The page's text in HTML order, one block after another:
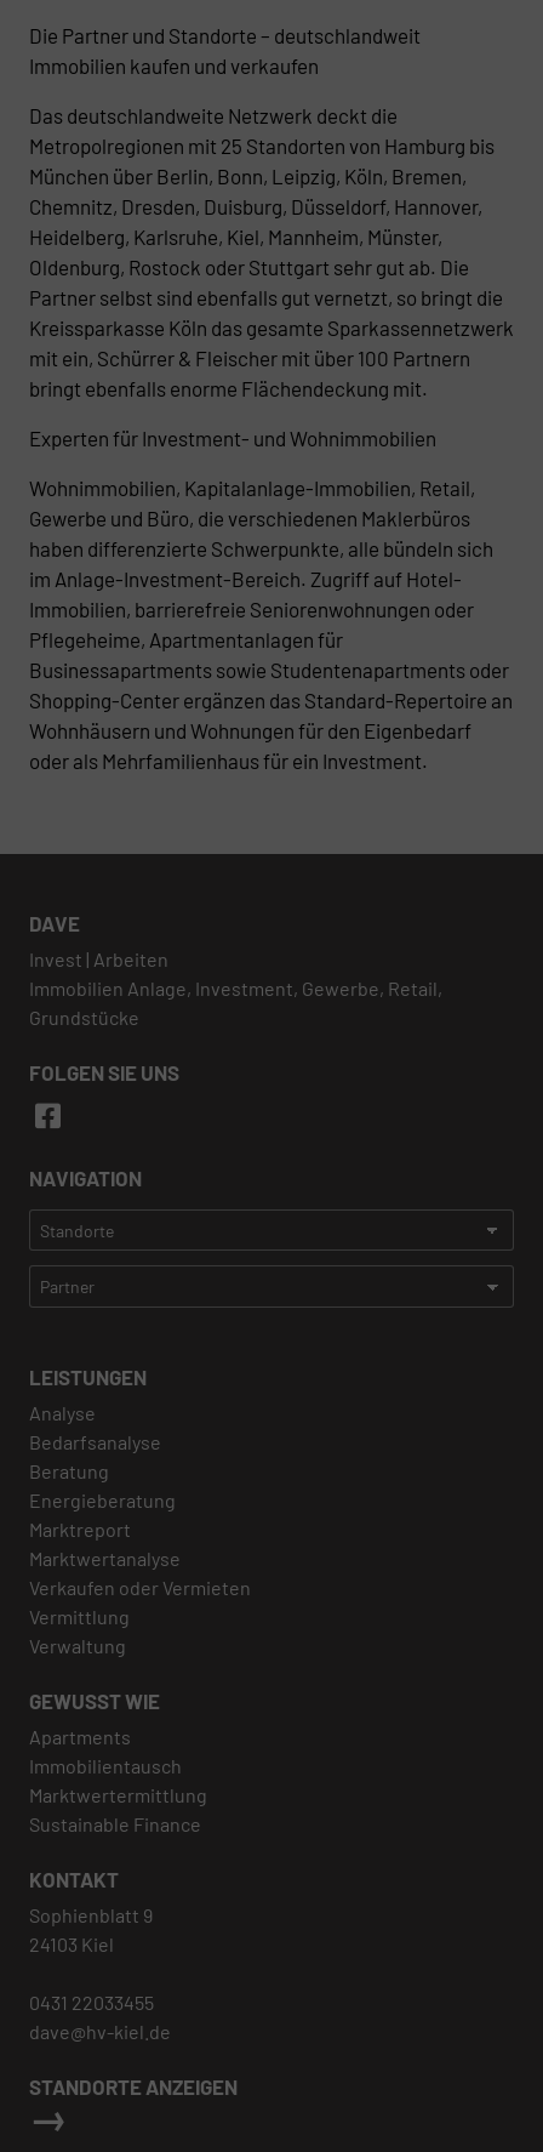
Die Partner und Standorte – deutschlandweit
Immobilien kaufen und verkaufen
Das deutschlandweite Netzwerk deckt die
Metropolregionen mit 25 Standorten von Hamburg bis
München über Berlin, Bonn, Leipzig, Köln, Bremen,
Chemnitz, Dresden, Duisburg, Düsseldorf, Hannover,
Heidelberg, Karlsruhe, Kiel, Mannheim, Münster,
Oldenburg, Rostock oder Stuttgart sehr gut ab. Die
Partner selbst sind ebenfalls gut vernetzt, so bringt die
Kreissparkasse Köln das gesamte Sparkassennetzwerk
mit ein, Schürrer & Fleischer mit über 100 Partnern
bringt ebenfalls enorme Flächendeckung mit.
Experten für Investment- und Wohnimmobilien
Wohnimmobilien, Kapitalanlage-Immobilien, Retail,
Gewerbe und Büro, die verschiedenen Maklerbüros
haben differenzierte Schwerpunkte, alle bündeln sich
im Anlage-Investment-Bereich. Zugriff auf Hotel-
Immobilien, barrierefreie Seniorenwohnungen oder
Pflegeheime, Apartmentanlagen für
Businessapartments sowie Studentenapartments oder
Shopping-Center ergänzen das Standard-Repertoire an
Wohnhäusern und Wohnungen für den Eigenbedarf
oder als Mehrfamilienhaus für ein Investment.
DAVE
Invest | Arbeiten
Immobilien Anlage, Investment, Gewerbe, Retail,
Grundstücke
FOLGEN SIE UNS
NAVIGATION
LEISTUNGEN
Analyse
Bedarfsanalyse
Beratung
Energieberatung
Marktreport
Marktwertanalyse
Verkaufen oder Vermieten
Vermittlung
Verwaltung
GEWUSST WIE
Apartments
Immobilientausch
Marktwertermittlung
Sustainable Finance
KONTAKT
Sophienblatt 9
24103 Kiel
0431 22033455
dave@hv-kiel.de
STANDORTE ANZEIGEN